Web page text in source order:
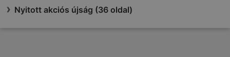
Nyitott akciós újság (36 oldal)